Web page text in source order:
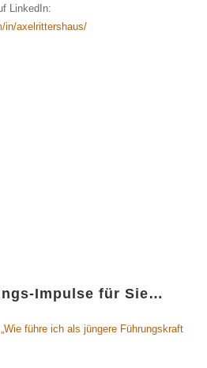
LinkedIn:
in/axelrittershaus/
Impulse für Sie…